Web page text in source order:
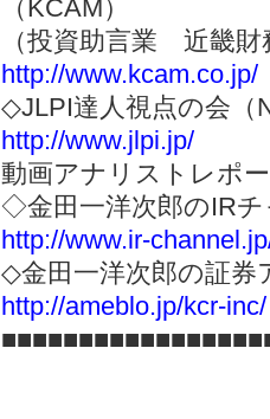
（KCAM）
（投資助言業 近畿財
http://www.kcam.co.jp/
◇JLPI達人視点の会（
http://www.jlpi.jp/
動画アナリストレポ
◇金田一洋次郎のIR
http://www.ir-
◇金田一洋次郎の証券
http://ameblo.jp/kcr-inc/